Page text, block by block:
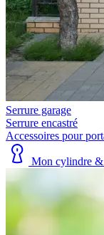
Serrure garage
Serrure encastré
Accessoires pour
Mon cylindre &